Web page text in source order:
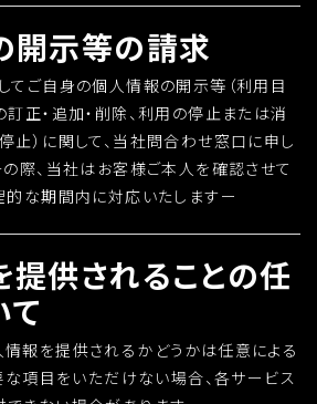
開示等の請求
てご自身の個人情報の開示等（利用目
訂正・追加・削除、利用の停止または消
止）に関して、当社問合わせ窓口に申し
の際、当社はお客様ご本人を確認させて
的な期間内に対応いたしますー
供されることの任
て
報を提供されるかどうかは任意による
な項目をいただけない場合、各サービス